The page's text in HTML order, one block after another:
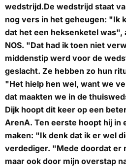
wedstrijd.De wedstrijd staat
nog vers in het geheugen: "Ik
dat het een heksenketel was",
NOS. "Dat had ik toen niet
middenstip werd voor de
geslacht. Ze hebben zo hun
"Het hielp hen wel, want we
dat maakten we in de
Dijk hoopt dit keer op een
ArenA. Ten eerste hoopt hij in
maken: "Ik denk dat ik er wel
verdediger. "Mede doordat er
maar ook door mijn overstap